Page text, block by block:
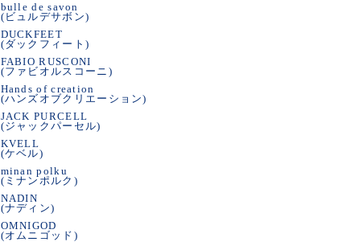
bulle de savon
(ビュルデサボン)
DUCKFEET
(ダックフィート)
FABIO RUSCONI
(ファビオルスコーニ)
Hands of creation
(ハンズオブクリエーション)
JACK PURCELL
(ジャックパーセル)
KVELL
(ケベル)
minan polku
(ミナンポルク)
NADIN
(ナディン)
OMNIGOD
(オムニゴッド)